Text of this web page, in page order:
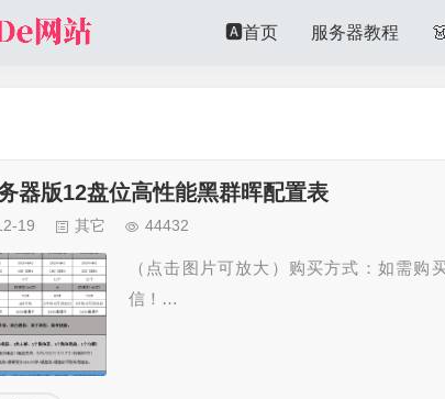
🅰️首页 服务器教程
器版12盘位高性能黑群晖配置表
19 其它 44432
（点击图片可放大）购买方式：如需购
信！…